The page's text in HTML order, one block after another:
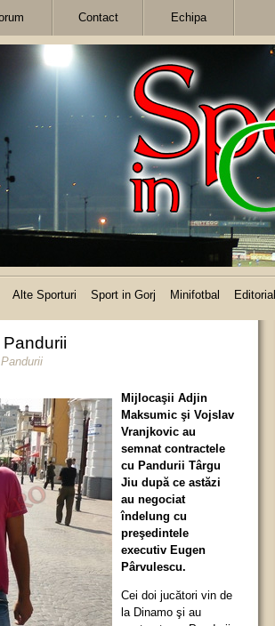
Contact Echipa
Alte Sporturi Sport in Gorj Minifotbal Editorial
Pandurii
Mijlocaşii Adjin
Maksumic şi Vojslav
Vranjkovic au
semnat contractele
cu Pandurii Târgu
Jiu după ce astăzi
au negociat
îndelung cu
preşedintele
executiv Eugen
Pârvulescu.
Cei doi jucători vin de
la Dinamo şi au